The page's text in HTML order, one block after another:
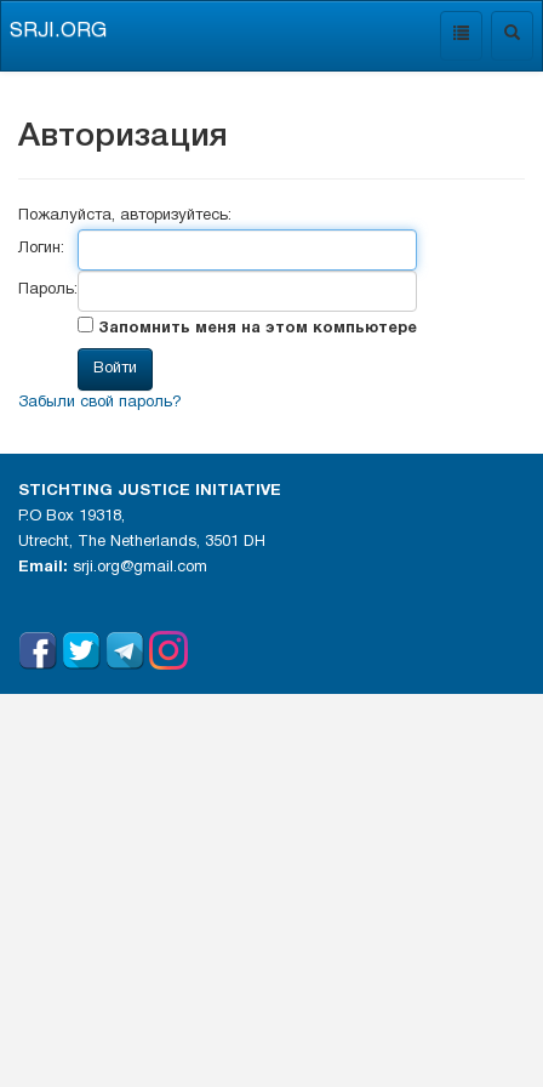
Toggle
SRJI.ORG
Авторизация
Пожалуйста, авторизуйтесь:
Логин:
Пароль:
Запомнить меня на этом компьютере
Забыли свой пароль?
STICHTING JUSTICE INITIATIVE
P.O Box 19318,
Utrecht, The Netherlands, 3501 DH
Email: srji.org@gmail.com